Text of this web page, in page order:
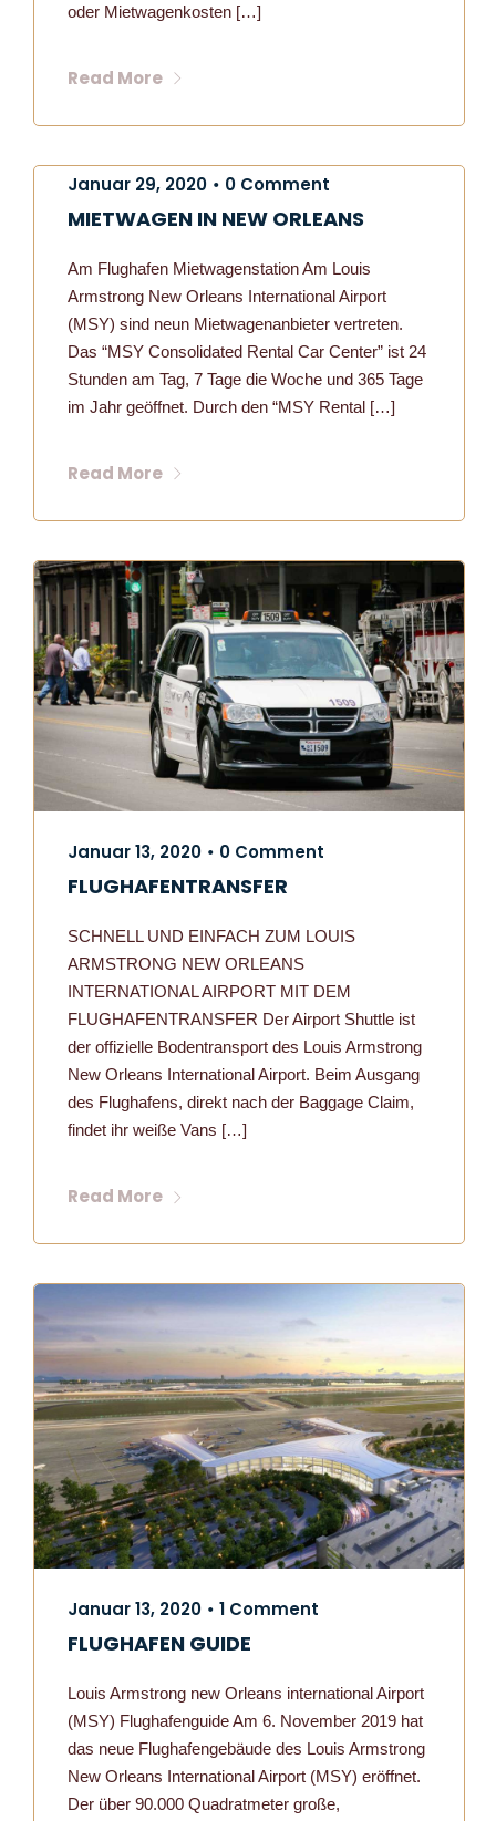
oder Mietwagenkosten […]
Read More
Januar 29, 2020 • 0 Comment
MIETWAGEN IN NEW ORLEANS
Am Flughafen Mietwagenstation Am Louis
Armstrong New Orleans International Airport
(MSY) sind neun Mietwagenanbieter vertreten.
Das “MSY Consolidated Rental Car Center” ist 24
Stunden am Tag, 7 Tage die Woche und 365 Tage
im Jahr geöffnet. Durch den “MSY Rental […]
Read More
Januar 13, 2020 • 0 Comment
FLUGHAFENTRANSFER
SCHNELL UND EINFACH ZUM LOUIS
ARMSTRONG NEW ORLEANS
INTERNATIONAL AIRPORT MIT DEM
FLUGHAFENTRANSFER Der Airport Shuttle ist
der offizielle Bodentransport des Louis Armstrong
New Orleans International Airport. Beim Ausgang
des Flughafens, direkt nach der Baggage Claim,
findet ihr weiße Vans […]
Read More
Januar 13, 2020 • 1 Comment
FLUGHAFEN GUIDE
Louis Armstrong new Orleans international Airport
(MSY) Flughafenguide Am 6. November 2019 hat
das neue Flughafengebäude des Louis Armstrong
New Orleans International Airport (MSY) eröffnet.
Der über 90.000 Quadratmeter große,